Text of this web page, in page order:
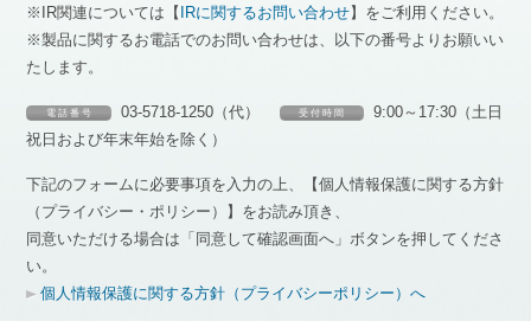
※IR関連については【 IRに関するお問い合わせ】をご利用ください。
※製品に関するお電話でのお問い合わせは、以下の番号よりお願いい
たします。
電 話 番 号 03-5718-1250（代） 受 付 時 間
9:00～17:30（土日
祝日および年末年始を除く）
下記のフォームに必要事項を入力の上、【個人情報保護に関する方針
（プライバシー・ポリシー）】をお読み頂き、
同意いただける場合は「同意して確認画面へ」ボタンを押してくださ
い。
個人情報保護に関する方針（プライバシーポリシー）へ